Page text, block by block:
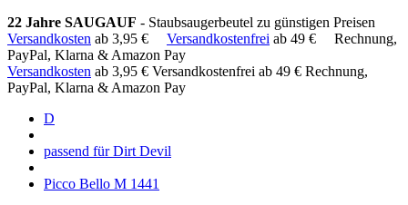
22 Jahre SAUGAUF - Staubsaugerbeutel zu günstigen Preisen
Versandkosten ab 3,95 € Versandkostenfrei ab 49 €
Rechnung,
PayPal, Klarna & Amazon Pay
Versandkosten ab 3,95 € Versandkostenfrei ab 49 € Rechnung,
PayPal, Klarna & Amazon Pay
D
passend für Dirt Devil
Picco Bello M 1441